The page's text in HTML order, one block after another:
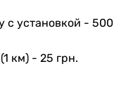
с установкой -500
(1 км) -25 грн.